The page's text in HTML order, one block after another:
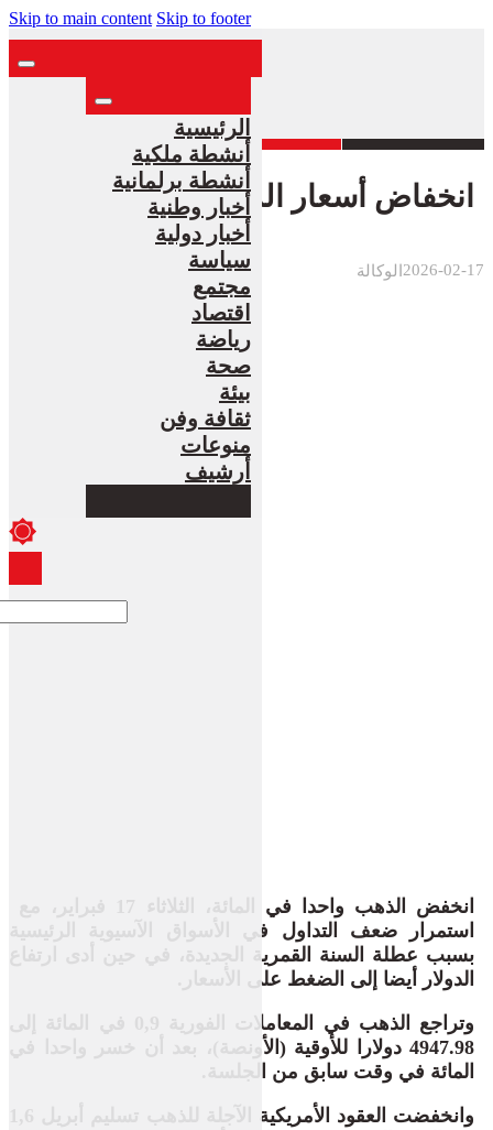
Skip to main content Skip to footer
الرئيسية
أنشطة ملكية
أنشطة برلمانية
أخبار وطنية
أخبار دولية
سياسة
مجتمع
اقتصاد
رياضة
صحة
بيئة
ثقافة وفن
منوعات
أرشيف
انخفاض أسعار الذهب
الوكالة 2026-02-17
استمرار ضعف التداول في الأسواق الآسيوية الرئيسية
بسبب عطلة السنة ‌القمرية ​الجديدة، في حين أدى ارتفاع
الدولار أيضا إلى الضغط على الأسعار.
4947.98 دولارا للأوقية (الأونصة)، بعد أن خسر واحدا في
المائة في وقت سابق من الجلسة.